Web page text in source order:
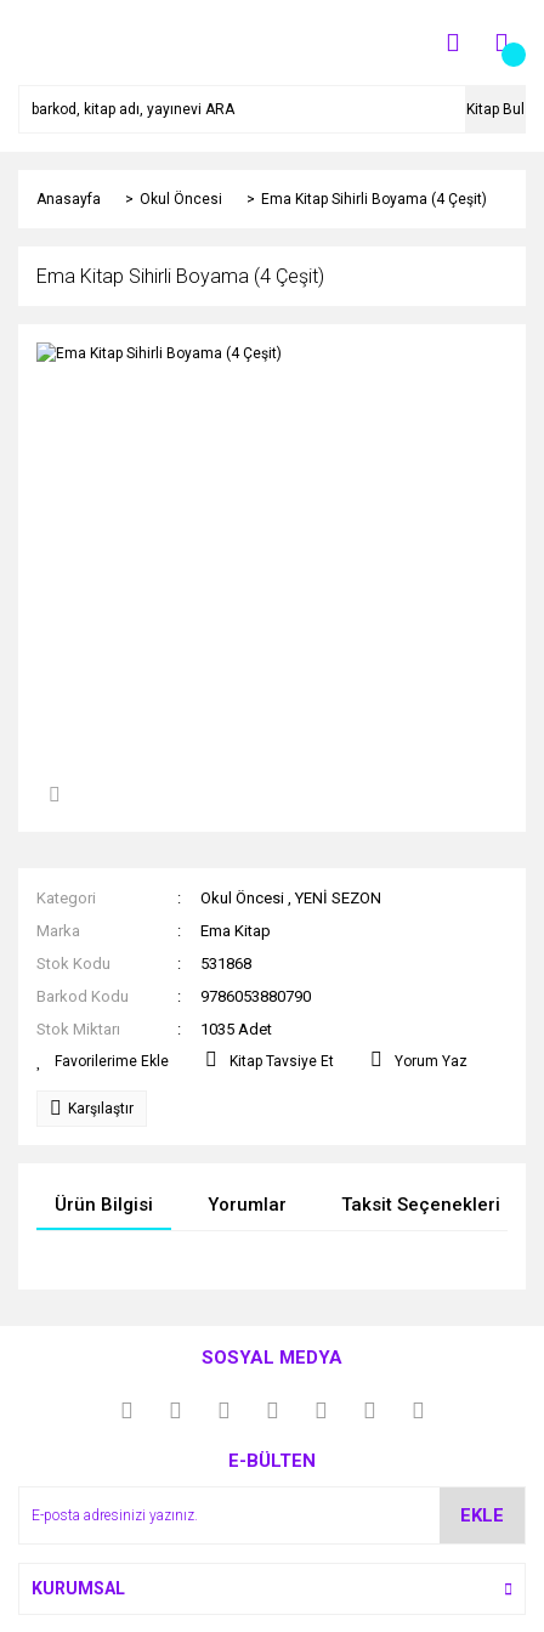
Kitap Bul
Anasayfa Okul Öncesi Ema Kitap Sihirli Boyama (4 Çeşit)
Ema Kitap Sihirli Boyama (4 Çeşit)
Kategori Okul Öncesi ,YENİ SEZON
Marka
Ema Kitap
Stok Kodu
531868
Barkod Kodu
9786053880790
Stok Miktarı
1035 Adet
Kitap Tavsiye Et Yorum Yaz
Karşılaştır
Ürün Bilgisi Yorumlar Taksit Seçenekleri
kullanarak tarafımıza iletebilirsiniz.
Görüş ve önerileriniz için teşekkür ederiz.
Ürün açıklamasında eksik bilgiler bulunuyor.
SOSYAL MEDYA
E-BÜLTEN
EKLE
KURUMSAL